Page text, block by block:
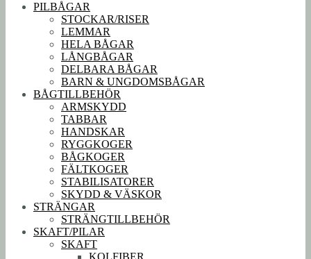
PILBÅGAR
STOCKAR/RISER
LEMMAR
HELA BÅGAR
LÅNGBÅGAR
DELBARA BÅGAR
BARN & UNGDOMSBÅGAR
BÅGTILLBEHÖR
ARMSKYDD
TABBAR
HANDSKAR
RYGGKOGER
BÅGKOGER
FÄLTKOGER
STABILISATORER
SKYDD & VÄSKOR
STRÄNGAR
STRÄNGTILLBEHÖR
SKAFT/PILAR
SKAFT